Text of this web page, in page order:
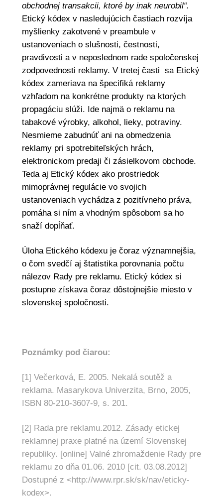
obchodnej transakcii, ktoré by inak neurobil“.
Etický kódex v nasledujúcich častiach rozvíja
myšlienky zakotvené v preambule v
ustanoveniach o slušnosti, čestnosti,
pravdivosti a v neposlednom rade spoločenskej
zodpovednosti reklamy. V tretej časti sa Etický
kódex zameriava na špecifiká reklamy
vzhľadom na konkrétne produkty na ktorých
propagáciu slúži. Ide najmä o reklamu na
tabakové výrobky, alkohol, lieky, potraviny.
Nesmieme zabudnúť ani na obmedzenia
reklamy pri spotrebiteľských hrách,
elektronickom predaji či zásielkovom obchode.
Teda aj Etický kódex ako prostriedok
mimoprávnej regulácie vo svojich
ustanoveniach vychádza z pozitívneho práva,
pomáha si ním a vhodným spôsobom sa ho
snaží dopĺňať.
Úloha Etického kódexu je čoraz významnejšia,
o čom svedčí aj štatistika porovnania počtu
nálezov Rady pre reklamu. Etický kódex si
postupne získava čoraz dôstojnejšie miesto v
slovenskej spoločnosti.
Poznámky pod čiarou:
[1] Večerková, E. 2005. Nekalá soutěž a
reklama. Masarykova Univerzita, Brno, 2005,
ISBN 80-210-3607-9, s. 201.
[2] Rada pre reklamu.2012. Zásady etickej
reklamnej praxe platné na území Slovenskej
republiky. [online] Valné zhromaždenie Rady pre
reklamu zo dňa 01.06. 2010 [cit. 03.08.2012]
Dostupné z <http://www.rpr.sk/sk/nav/eticky-
kodex>.